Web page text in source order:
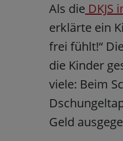
Als die DKJS
erklärte ein
frei fühlt!“
die Kinder
viele: Beim
Geld